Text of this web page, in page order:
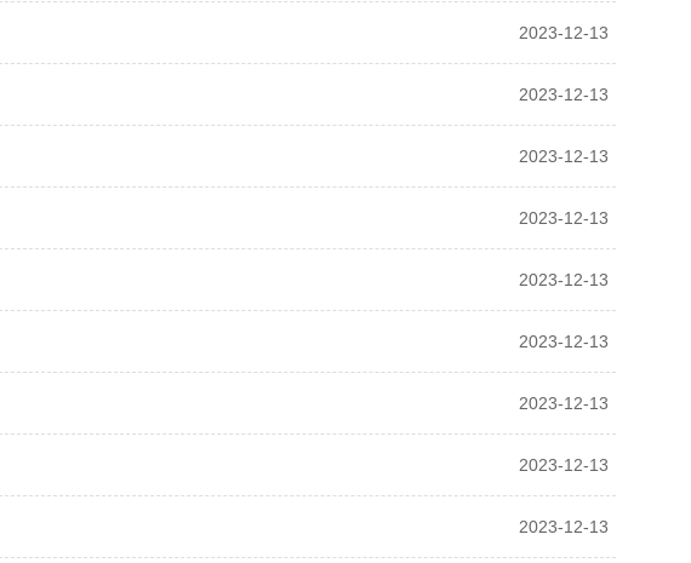
2023-12-13
2023-12-13
2023-12-13
2023-12-13
2023-12-13
2023-12-13
2023-12-13
2023-12-13
2023-12-13